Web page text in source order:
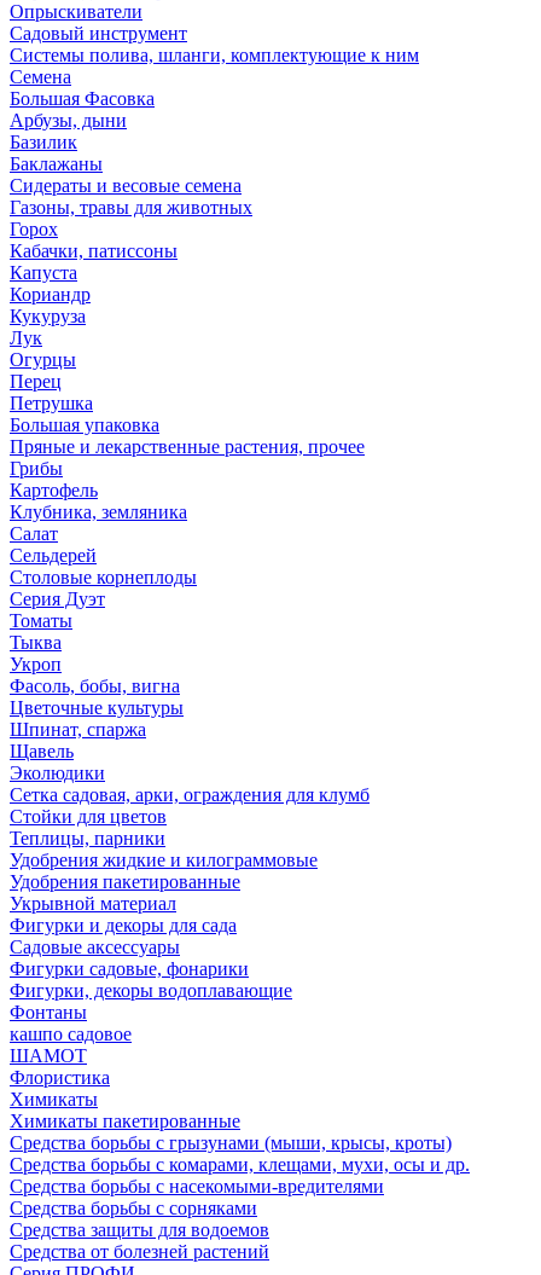
Опрыскиватели
Садовый инструмент
Системы полива, шланги, комплектующие к ним
Семена
Большая Фасовка
Арбузы, дыни
Базилик
Баклажаны
Сидераты и весовые семена
Газоны, травы для животных
Горох
Кабачки, патиссоны
Капуста
Кориандр
Кукуруза
Лук
Огурцы
Перец
Петрушка
Большая упаковка
Пряные и лекарственные растения, прочее
Грибы
Картофель
Клубника, земляника
Салат
Сельдерей
Столовые корнеплоды
Серия Дуэт
Томаты
Тыква
Укроп
Фасоль, бобы, вигна
Цветочные культуры
Шпинат, спаржа
Щавель
Эколюдики
Сетка садовая, арки, ограждения для клумб
Стойки для цветов
Теплицы, парники
Удобрения жидкие и килограммовые
Удобрения пакетированные
Укрывной материал
Фигурки и декоры для сада
Садовые аксессуары
Фигурки садовые, фонарики
Фигурки, декоры водоплавающие
Фонтаны
кашпо садовое
ШАМОТ
Флористика
Химикаты
Химикаты пакетированные
Средства борьбы с грызунами (мыши, крысы, кроты)
Средства борьбы с комарами, клещами, мухи, осы и др.
Средства борьбы с насекомыми-вредителями
Средства борьбы с сорняками
Средства защиты для водоемов
Средства от болезней растений